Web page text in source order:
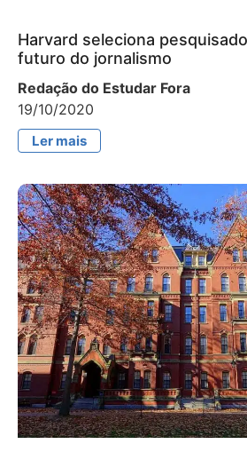
Harvard seleciona
futuro do jornalismo
Redação do Estudar Fora
19/10/2020
Ler mais